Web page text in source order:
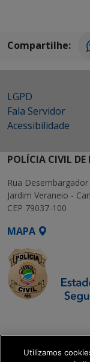
Compartilhe:
LGPD
Fala Servidor
Acessibilidade
POLÍCIA CIVIL
Rua
Jardim Veraneio -
CEP 79037-100
MAPA
Executiva de
Transformação
Utilizamos